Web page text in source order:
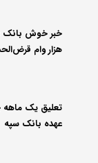
هزار وام
تعلیق یک
عهده بانک سپه